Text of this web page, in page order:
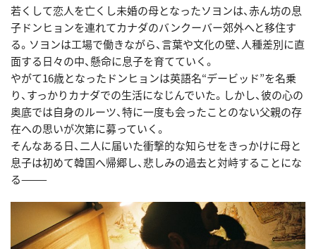
若くして恋人を亡くし未婚の母となったソヨンは、赤ん坊の息
子ドンヒョンを連れてカナダのバンクーバー郊外へと移住す
る。ソヨンは工場で働きながら、言葉や文化の壁、人種差別に直
面する日々の中、懸命に息子を育てていく。
やがて16歳となったドンヒョンは英語名“デービッド”を名乗
り、すっかりカナダでの生活になじんでいた。しかし、彼の心の
奥底では自身のルーツ、特に一度も会ったことのない父親の存
在への思いが次第に募っていく。
そんなある日、二人に届いた衝撃的な知らせをきっかけに母と
息子は初めて韓国へ帰郷し、悲しみの過去と対峙することにな
る———